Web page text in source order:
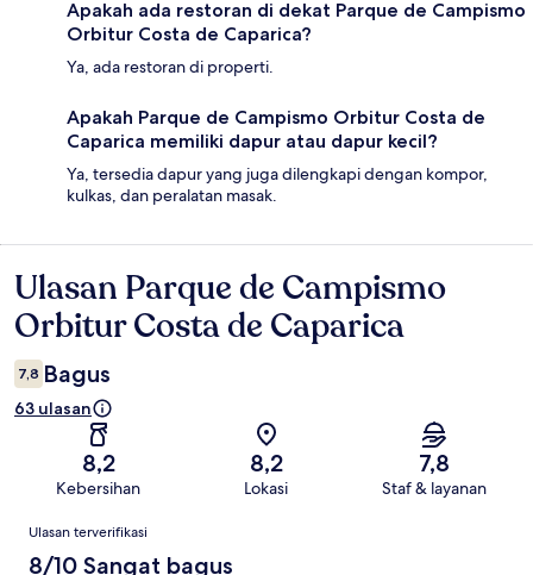
Apakah ada restoran di dekat Parque de Campismo
Orbitur Costa de Caparica?
Ya, ada restoran di properti.
Apakah Parque de Campismo Orbitur Costa de
Caparica memiliki dapur atau dapur kecil?
Ya, tersedia dapur yang juga dilengkapi dengan kompor,
kulkas, dan peralatan masak.
Ulasan
Ulasan Parque de Campismo
Orbitur Costa de Caparica
7,8 Bagus
63 ulasan
8,2
Kebersihan
8,2
Lokasi
7,8
Staf & layanan
Ulasan
Ulasan terverifikasi
8/10 Sangat bagus